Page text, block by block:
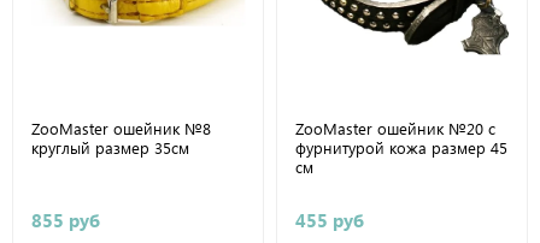
ZooMaster ошейник №8
круглый размер 35см
855 руб
ZooMaster ошейник №20 с
фурнитурой кожа размер 45
см
455 руб